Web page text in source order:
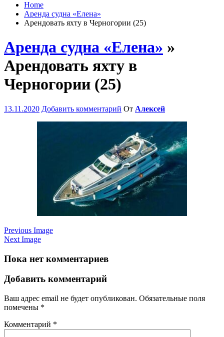
Home
Аренда судна «Елена»
Арендовать яхту в Черногории (25)
Аренда судна «Елена» »
Арендовать яхту в
Черногории (25)
13.11.2020 Добавить комментарий От Алексей
Previous Image
Next Image
Пока нет комментариев
Добавить комментарий
Ваш адрес email не будет опубликован. Обязательные поля
помечены *
Комментарий *